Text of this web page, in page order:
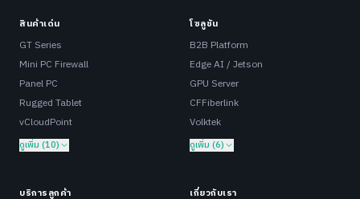
สินค้าเด่น
GT Series
Mini PC Firewall
Panel PC
Rugged Tablet
vCloudPoint
ดูเพิ่ม (10)
โซลูชัน
B2B Platform
Edge AI / Jetson
GPU Server
CFFiberlink
Volktek
ดูเพิ่ม (6)
บริการลูกค้า เกี่ยวกับเรา